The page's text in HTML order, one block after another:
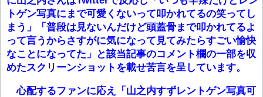
トゲン写真にまで可愛くないって叩かれてるの笑ってし
まう」「普段は見ないんだけど頭蓋骨まで叩かれてるよ
って言うからさすがに気になって見てみたらすごい愉快
なことになってた」と該当記事のコメント欄の一部を収
めたスクリーンショットを載せ苦言を呈しています。
心配するファンに応え「山之内すずレントゲン写真可